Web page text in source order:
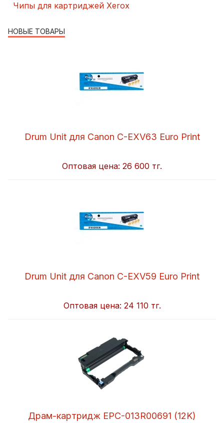
Чипы для картриджей Xerox
НОВЫЕ ТОВАРЫ
Drum Unit для Canon C-EXV63 Euro Print
Оптовая цена: 26 600 тг.
Drum Unit для Canon C-EXV59 Euro Print
Оптовая цена: 24 110 тг.
Драм-картридж EPC-013R00691 (12K)